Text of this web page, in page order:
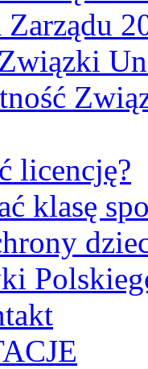
Zarządu
licencję?
klasę